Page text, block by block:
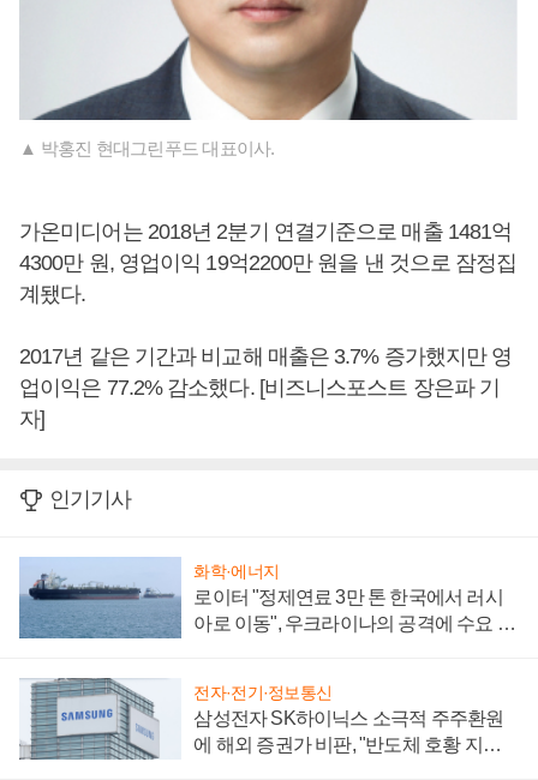
▲ 박홍진 현대그린푸드 대표이사.
가온미디어는 2018년 2분기 연결기준으로 매출 1481억
4300만 원, 영업이익 19억2200만 원을 낸 것으로 잠정집
계됐다.
2017년 같은 기간과 비교해 매출은 3.7% 증가했지만 영
업이익은 77.2% 감소했다. [비즈니스포스트 장은파 기
자]
인기기사
화학·에너지
로이터 "정제연료 3만 톤 한국에서 러시
아로 이동", 우크라이나의 공격에 수요 늘
전자·전기·정보통신
삼성전자 SK하이닉스 소극적 주주환원
에 해외 증권가 비판, "반도체 호황 지속